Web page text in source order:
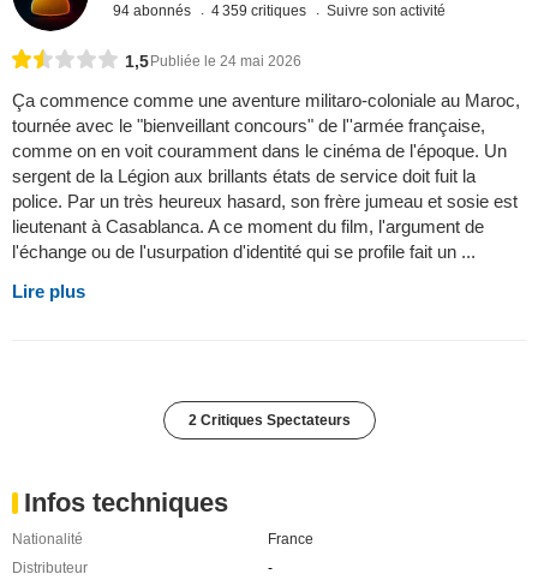
94 abonnés 4 359 critiques Suivre son activité
1,5Publiée le 24 mai 2026
Ça commence comme une aventure militaro-coloniale au Maroc,
tournée avec le "bienveillant concours" de l''armée française,
comme on en voit couramment dans le cinéma de l'époque. Un
sergent de la Légion aux brillants états de service doit fuit la
police. Par un très heureux hasard, son frère jumeau et sosie est
lieutenant à Casablanca. A ce moment du film, l'argument de
l'échange ou de l'usurpation d'identité qui se profile fait un ...
Lire plus
2 Critiques Spectateurs
Infos techniques
Nationalité
France
Distributeur
-